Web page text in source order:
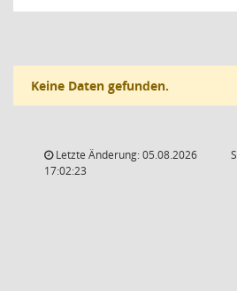
Keine Daten gefunden.
Letzte Änderung: 05.08.2026
17:02:23